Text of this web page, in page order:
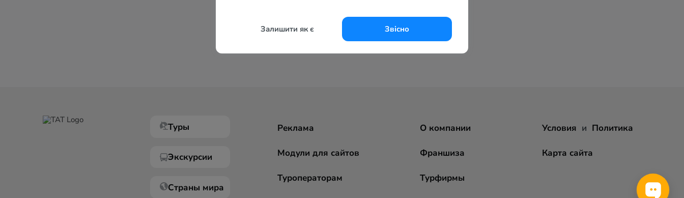
Залишити як є Звісно
Туры
Экскурсии
Страны мира
Реклама
Модули для сайтов
Туроператорам
О компании
Франшиза
Турфирмы
Условия и Политика
Карта сайта